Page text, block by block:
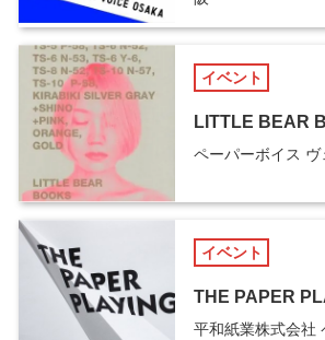
イベント
LITTLE BEAR
ペーパーボイス ヴ
イベント
THE PAPER
平和紙業株式会社